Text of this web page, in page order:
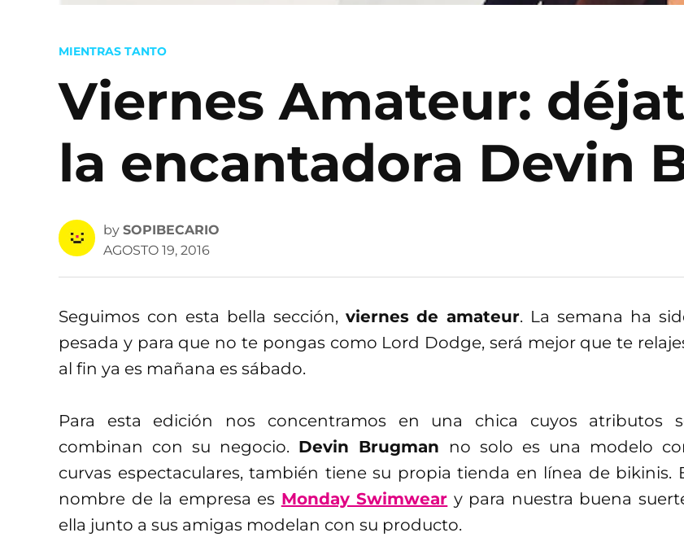
POSTED
MIENTRAS TANTO
Viernes Amateur:
la encantadora Devin
by SOPIBECARIO
AGOSTO 19, 2016
Seguimos con esta bella sección, viernes de amateur. La semana ha
pesada y para que no te pongas como Lord Dodge, será mejor que te
al fin ya es mañana es sábado.
Para esta edición nos concentramos en una chica cuyos atributos
combinan con su negocio. Devin Brugman no solo es una modelo
curvas espectaculares, también tiene su propia tienda en línea de bikinis.
nombre de la empresa es Monday Swimwear y para nuestra buena
ella junto a sus amigas modelan con su producto.